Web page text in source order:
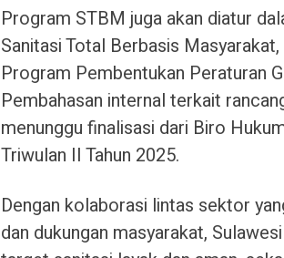
Program STBM juga akan diatur
Sanitasi Total Berbasis
Program Pembentukan Peraturan
Pembahasan internal terkait
menunggu finalisasi dari Biro
Triwulan II Tahun 2025.
Dengan kolaborasi lintas sektor
dan dukungan masyarakat,